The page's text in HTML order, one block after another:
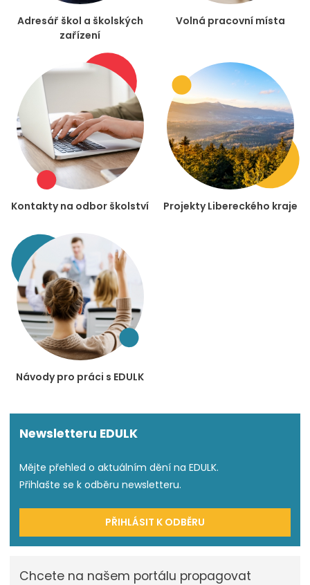
Adresář škol a školských
zařízení
Volná pracovní místa
Kontakty na odbor školství Projekty Libereckého kraje
Návody pro práci s EDULK
Newsletteru EDULK
Mějte přehled o aktuálním dění na EDULK.
Přihlašte se k odběru newsletteru.
PŘIHLÁSIT K ODBĚRU
Chcete na našem portálu propagovat